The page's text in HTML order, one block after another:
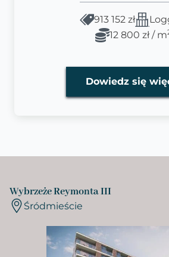
913 152 zł
12 800 zł / m
Dowiedz się
Wybrzeże Reymonta III
Śródmieście